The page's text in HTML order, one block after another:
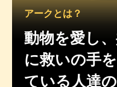
アークとは？
動物を愛し
に救いの手
ている人達